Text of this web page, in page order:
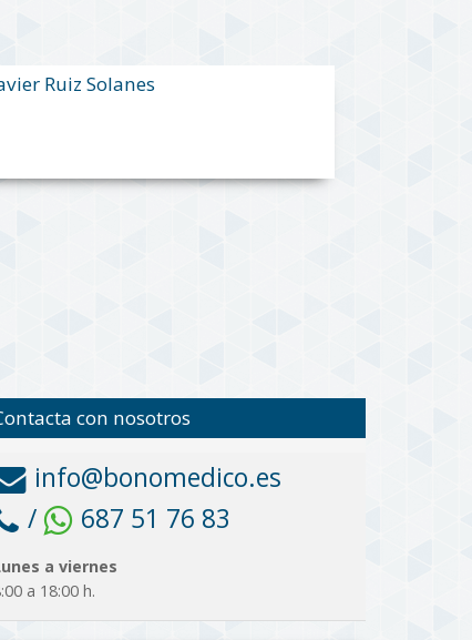
Ruiz Solanes
con nosotros
info@bonomedico.es
/
687 51 76 83
a viernes
a 18:00 h.